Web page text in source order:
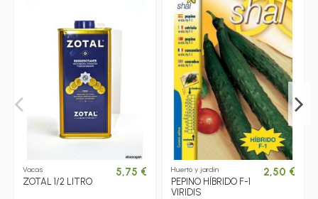
Vacas
ZOTAL 1/2 LITRO
5,75 € Huerto y jardín
PEPINO HÍBRIDO F-1
VIRIDIS
2,50 €